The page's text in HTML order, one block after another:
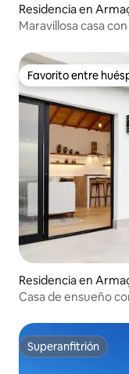
Residencia en
Maravillosa casa
Favorito entre
Favorito entre
Residencia en
Casa de ensueño
Superanfitrión
Superanfitrión